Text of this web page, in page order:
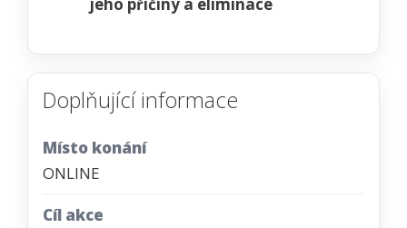
jeho příčiny a eliminace
Doplňující informace
Místo konání
ONLINE
Cíl akce